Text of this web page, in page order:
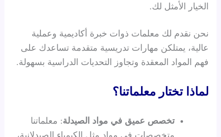
الخيار الأمثل لك.
نحن نقدم لك معلمات ذوات خبرة أكاديمية وعملية
عالية، يمتلكن مهارات تدريسية متقدمة تساعدك على
فهم المواد المعقدة وتجاوز التحديات الدراسية بسهولة.
لماذا تختار معلماتنا؟
تخصص عميق في مواد الصيدلة: معلماتنا
متخصصات في مواد مثل الكيمياء الصيدلانية،